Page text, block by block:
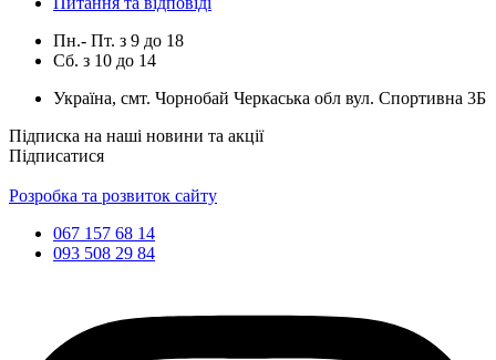
Пн.- Пт. з 9 до 18
Сб. з 10 до 14
Україна, смт. Чорнобай Черкаська обл вул. Спортивна 3Б
Підписка на наші новини та акції
Підписатися
Розробка та розвиток сайту
067 157 68 14
093 508 29 84